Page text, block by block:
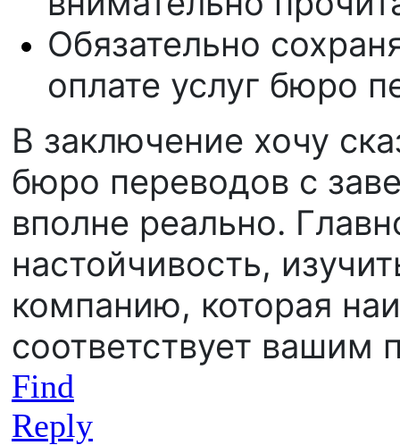
Обязательно
оплате услуг бюро
В заключение хочу
бюро переводов с
вполне реально.
настойчивость,
компанию, которая
соответствует вашим
Find
Reply